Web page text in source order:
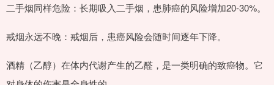
二手烟同样危险：长期吸入二手烟，患肺癌的风险增加20-30%。
戒烟永远不晚：戒烟后，患癌风险会随时间逐年下降。
酒精（乙醇）在体内代谢产生的乙醛，是一类明确的致癌物。它